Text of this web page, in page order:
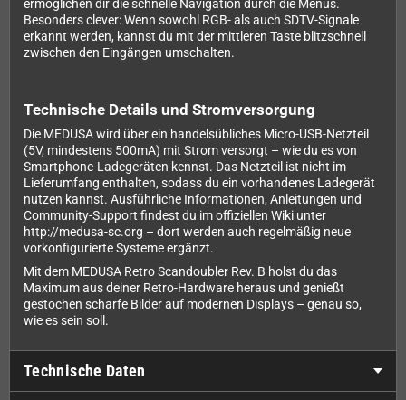
ermöglichen dir die schnelle Navigation durch die Menüs.
Besonders clever: Wenn sowohl RGB- als auch SDTV-Signale
erkannt werden, kannst du mit der mittleren Taste blitzschnell
zwischen den Eingängen umschalten.
Technische Details und Stromversorgung
Die MEDUSA wird über ein handelsübliches Micro-USB-Netzteil
(5V, mindestens 500mA) mit Strom versorgt – wie du es von
Smartphone-Ladegeräten kennst. Das Netzteil ist nicht im
Lieferumfang enthalten, sodass du ein vorhandenes Ladegerät
nutzen kannst. Ausführliche Informationen, Anleitungen und
Community-Support findest du im offiziellen Wiki unter
http://medusa-sc.org – dort werden auch regelmäßig neue
vorkonfigurierte Systeme ergänzt.
Mit dem MEDUSA Retro Scandoubler Rev. B holst du das
Maximum aus deiner Retro-Hardware heraus und genießt
gestochen scharfe Bilder auf modernen Displays – genau so,
wie es sein soll.
Technische Daten